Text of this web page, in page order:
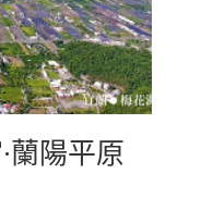
蘭陽平原